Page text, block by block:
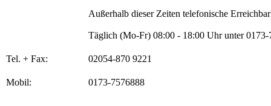
Außerhalb dieser Zeiten telefonische
Täglich (Mo-Fr) 08:00 - 18:00 Uhr unter 0173-
Tel. + Fax: 02054-870 9221
Mobil: 0173-7576888